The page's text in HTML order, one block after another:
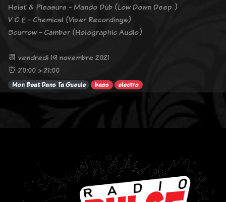
Heist & Pleasure - Mando Dub (Low Down Deep )
V O E - Chemical (Viper Recordings)
Scurrow - Camber (Holographic Audio)
📆 vendredi 19 novembre 2021
⏰ 20:00 > 21:00
Mon Beat Dans Ta Gueule bass electro